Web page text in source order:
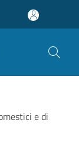
e di